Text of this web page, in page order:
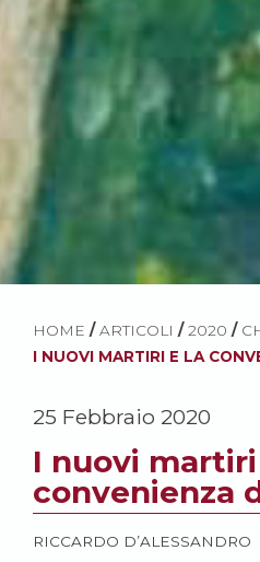
HOME / ARTICOLI / 2020 /
I NUOVI MARTIRI E LA
25 Febbraio 2020
I nuovi martiri
convenienza
RICCARDO D’ALESSANDRO